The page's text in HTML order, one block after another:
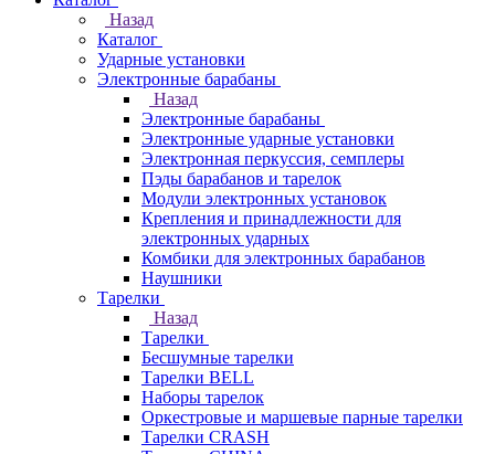
Назад
Каталог
Ударные установки
Электронные барабаны
Назад
Электронные барабаны
Электронные ударные установки
Электронная перкуссия, семплеры
Пэды барабанов и тарелок
Модули электронных установок
Крепления и принадлежности для
электронных ударных
Комбики для электронных барабанов
Наушники
Тарелки
Назад
Тарелки
Бесшумные тарелки
Тарелки BELL
Наборы тарелок
Оркестровые и маршевые парные тарелки
Тарелки CRASH